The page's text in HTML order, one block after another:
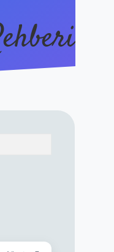
ilbet yeni giriş